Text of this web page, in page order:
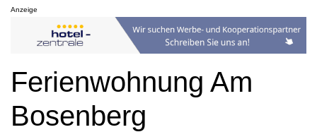
Anzeige
Ferienwohnung Am
Bosenberg